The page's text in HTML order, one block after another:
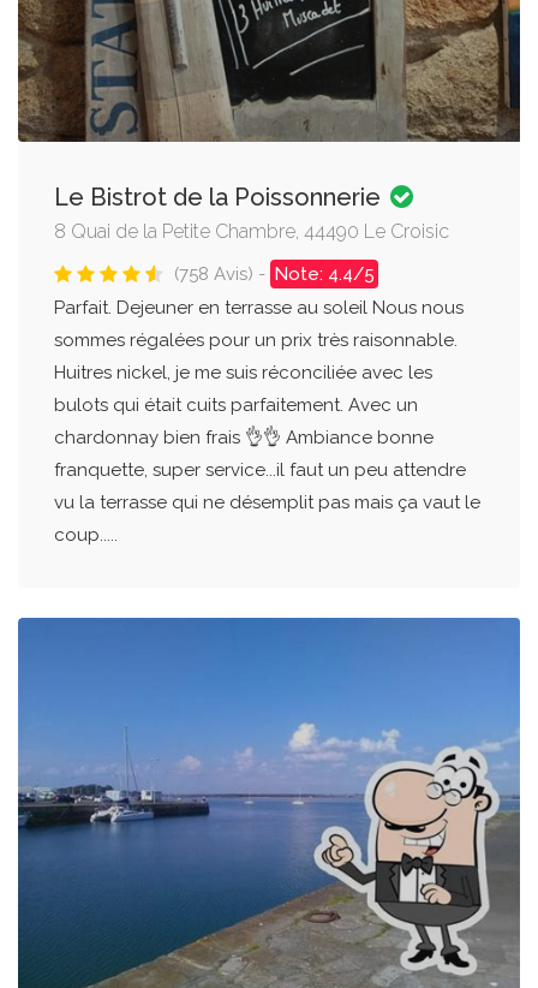
Le Bistrot de la Poissonnerie
8 Quai de la Petite Chambre, 44490 Le Croisic
(758 Avis) - Note: 4.4/5
Parfait. Dejeuner en terrasse au soleil Nous nous
sommes régalées pour un prix très raisonnable.
Huitres nickel, je me suis réconciliée avec les
bulots qui était cuits parfaitement. Avec un
chardonnay bien frais 👌👌 Ambiance bonne
franquette, super service...il faut un peu attendre
vu la terrasse qui ne désemplit pas mais ça vaut le
coup.....